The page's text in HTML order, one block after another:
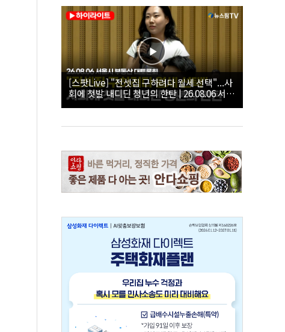
[스팟Live] "전셋집 구하려다 월세 선택"...사
회에 첫발 내디딘 청년의 한탄 | 26.08.06 서울
시 부동산 대토론회